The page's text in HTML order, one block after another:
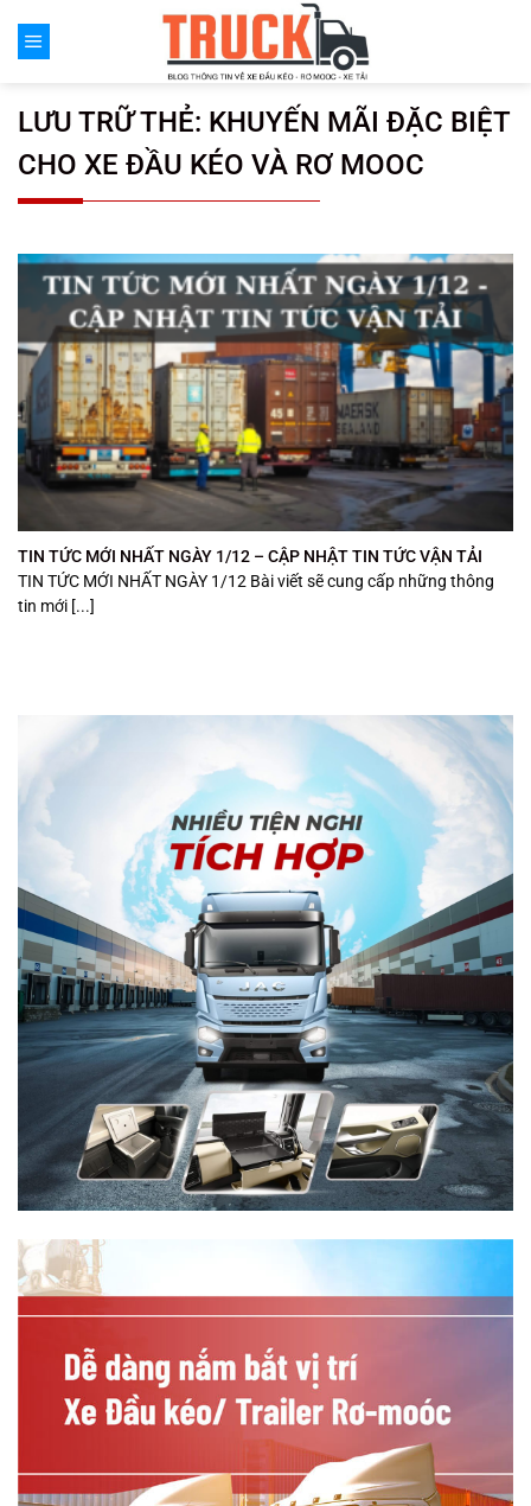
đến
LƯU TRỮ THẺ: KHUYẾN MÃI ĐẶC BIỆT
CHO XE ĐẦU KÉO VÀ RƠ MOOC
TIN TỨC MỚI NHẤT NGÀY 1/12 – CẬP NHẬT TIN TỨC VẬN TẢI
TIN TỨC MỚI NHẤT NGÀY 1/12 Bài viết sẽ cung cấp những thông
tin mới [...]